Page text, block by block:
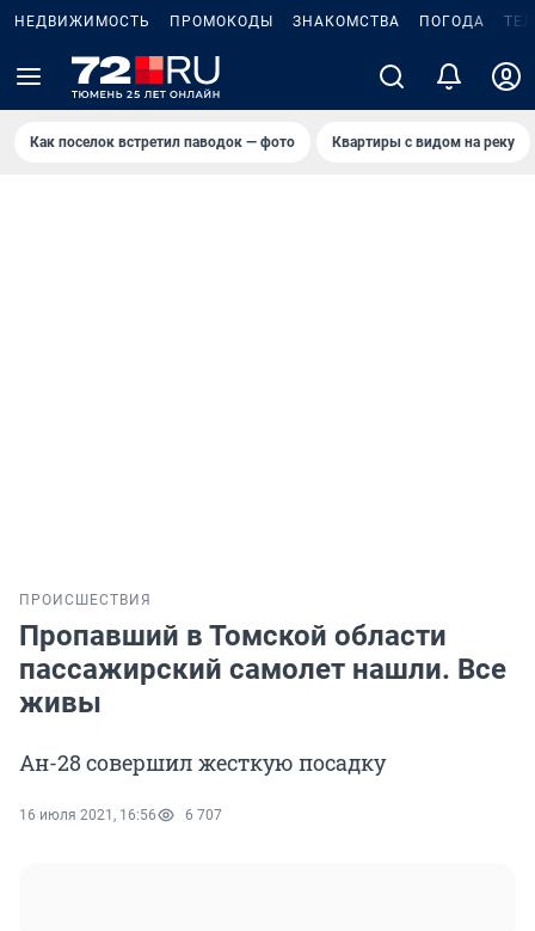
НЕДВИЖИМОСТЬ ПРОМОКОДЫ ЗНАКОМСТВА ПОГОДА
Как поселок встретил паводок — фото Квартиры с видом на реку
ПРОИСШЕСТВИЯ
Пропавший в Томской области
пассажирский самолет нашли. Все
живы
Ан-28 совершил жесткую посадку
16 июля 2021, 16:56 6 707